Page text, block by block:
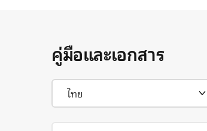
คู่มือและเอกสาร